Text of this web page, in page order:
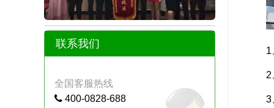
联系我们
全国客服热线
400-0828-688
1
2
3